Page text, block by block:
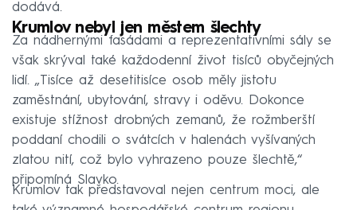
dodává.
Krumlov nebyl jen městem šlechty
Za nádhernými fasádami a reprezentativními sály se
však skrýval také každodenní život tisíců obyčejných
lidí. „Tisíce až desetitisíce osob měly jistotu
zaměstnání, ubytování, stravy i oděvu. Dokonce
existuje stížnost drobných zemanů, že rožmberští
poddaní chodili o svátcích v halenách vyšívaných
zlatou nití, což bylo vyhrazeno pouze šlechtě,“
připomíná Slavko.
Krumlov tak představoval nejen centrum moci, ale